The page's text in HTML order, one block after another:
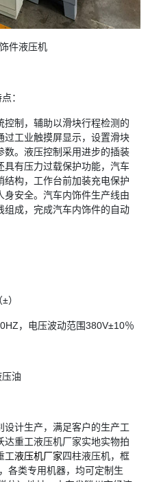
件液压机
：
制，辅助以滑块行程检测的
过工业触摸屏显示，设置滑块
数。液压控制采用进步的插装
具有压力过载保护功能，汽车
结构，工作台前加装充电保护
安全。汽车内饰件生产线由
组成，完成汽车内饰件的自动
）
，电压波动范围380V±10％
油
设计生产，满足客户的生产工
重工液压机厂家实地实物拍
工液压机厂家四柱液压机，框
各类专用机器，均可定制生